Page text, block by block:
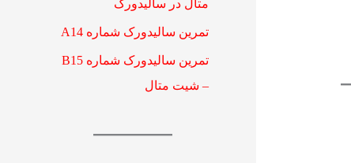
متال در سالیدورک
تمرین سالیدورک شماره A14
تمرین سالیدورک شماره B15
– شیت متال